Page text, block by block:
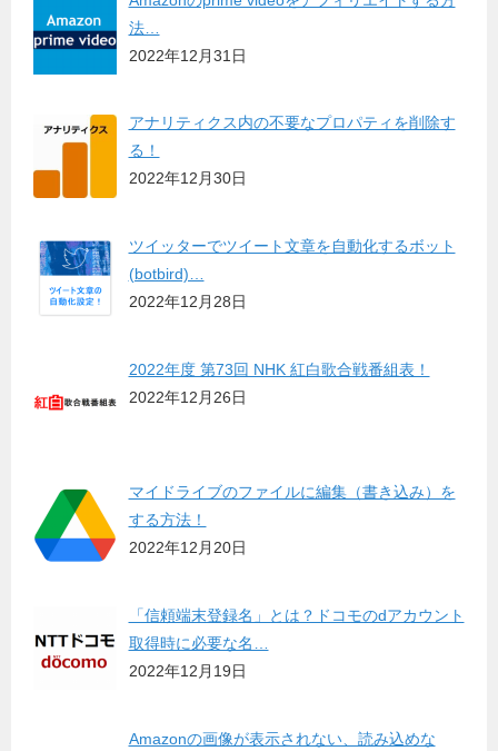
法…
2022年12月31日
アナリティクス内の不要なプロパティを削除す
る！
2022年12月30日
ツイッターでツイート文章を自動化するボット
(botbird)…
2022年12月28日
2022年度 第73回 NHK 紅白歌合戦番組表！
2022年12月26日
マイドライブのファイルに編集（書き込み）を
する方法！
2022年12月20日
「信頼端末登録名」とは？ドコモのdアカウント
取得時に必要な名…
2022年12月19日
Amazonの画像が表示されない、読み込めな